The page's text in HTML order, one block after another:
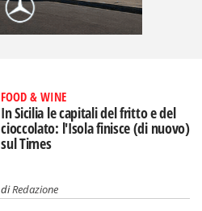
FOOD & WINE
In Sicilia le capitali del fritto e del
cioccolato: l'Isola finisce (di nuovo)
sul Times
diRedazione